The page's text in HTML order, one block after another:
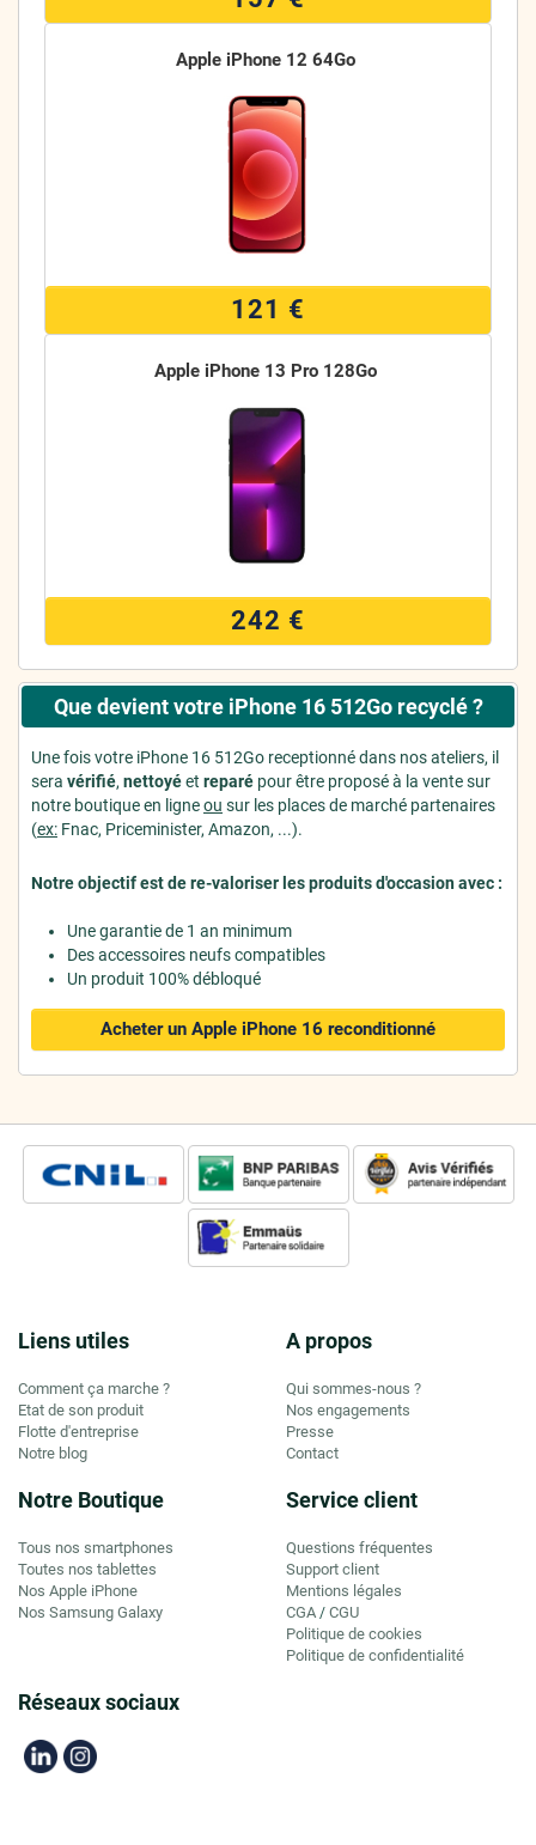
Apple iPhone 12 64Go
121 €
Apple iPhone 13 Pro 128Go
242 €
Que devient votre iPhone 16 512Go recyclé ?
Une fois votre iPhone 16 512Go receptionné dans nos ateliers, il
sera vérifié, nettoyéet reparé pour être proposé à la vente sur
notre boutique en ligneou sur les places de marché partenaires
(ex: Fnac, Priceminister, Amazon, ...).
Notre objectif est de re-valoriser les produits d'occasion avec :
Une garantie de 1 an minimum
Des accessoires neufs compatibles
Un produit 100% débloqué
Acheter un Apple iPhone 16 reconditionné
Liens utiles
Comment ça marche ?
Etat de son produit
Flotte d'entreprise
Notre blog
A propos
Qui sommes-nous ?
Nos engagements
Presse
Contact
Notre Boutique
Tous nos smartphones
Toutes nos tablettes
Nos Apple iPhone
Nos Samsung Galaxy
Service client
Questions fréquentes
Support client
Mentions légales
CGA / CGU
Politique de cookies
Politique de confidentialité
Réseaux sociaux